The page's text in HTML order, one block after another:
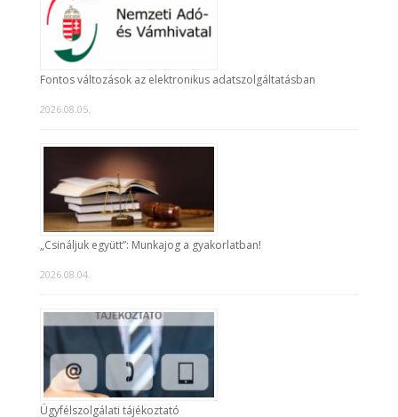
Fontos változások az elektronikus adatszolgáltatásban
2026.08.05.
„Csináljuk együtt”: Munkajog a gyakorlatban!
2026.08.04.
Ügyfélszolgálati tájékoztató